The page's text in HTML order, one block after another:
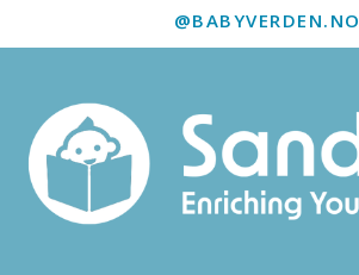
@BABYVERDEN.NO